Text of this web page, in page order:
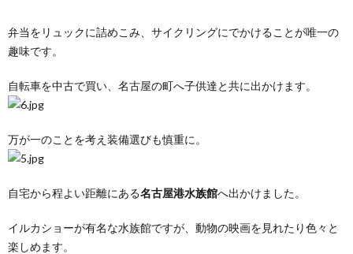
弁当をリュックに詰めこみ、サイクリングにでかけることが唯一の
趣味です。
自転車を中古で買い、名古屋の町へ子供達と共に出かけます。
万が一のことを考え装備選びも慎重に。
自宅から程よい距離にある名古屋港水族館へ出かけました。
イルカショーが有名な水族館ですが、動物の映画を見れたり色々と
楽しめます。